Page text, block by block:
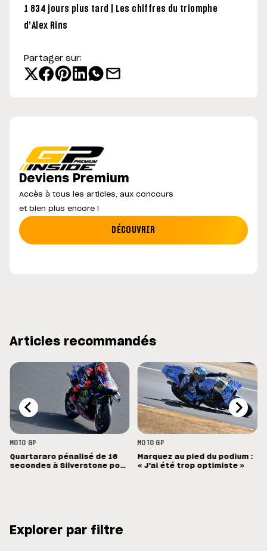
1 834 jours plus tard | Les chiffres du triomphe
d’Alex Rins
Partager sur:
Deviens Premium
Accès à tous les articles, aux concours
et bien plus encore !
DÉCOUVRIR
Articles recommandés
MOTO GP
Quartararo pénalisé de 16
secondes à Silverstone pour
MOTO GP
Marquez au pied du podium :
« J'ai été trop optimiste »
Explorer par filtre